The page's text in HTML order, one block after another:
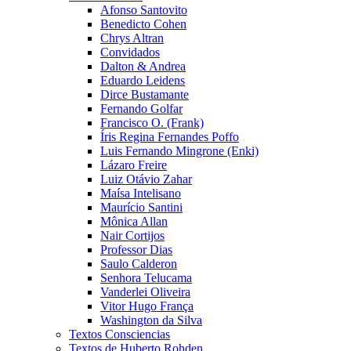
Afonso Santovito
Benedicto Cohen
Chrys Altran
Convidados
Dalton & Andrea
Eduardo Leidens
Dirce Bustamante
Fernando Golfar
Francisco O. (Frank)
Íris Regina Fernandes Poffo
Luis Fernando Mingrone (Enki)
Lázaro Freire
Luiz Otávio Zahar
Maísa Intelisano
Maurício Santini
Mônica Allan
Nair Cortijos
Professor Dias
Saulo Calderon
Senhora Telucama
Vanderlei Oliveira
Vitor Hugo França
Washington da Silva
Textos Consciencias
Textos de Huberto Rohden